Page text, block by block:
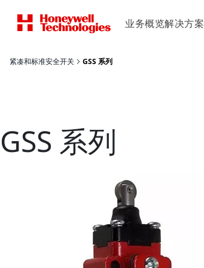
业务概览解决方案
紧凑和标准安全开关 GSS 系列
GSS 系列